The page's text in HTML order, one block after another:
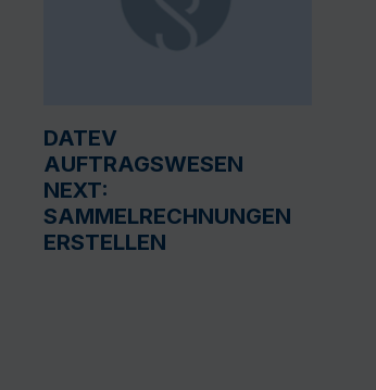
DATEV
AUFTRAGSWESEN
NEXT:
SAMMELRECHNUNGEN
ERSTELLEN